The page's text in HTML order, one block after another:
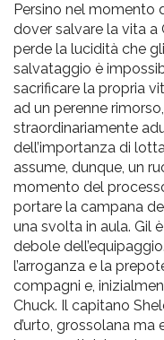
Persino nel momento
dover salvare la vita a
perde la lucidità che
salvataggio è
sacrificare la propria
ad un perenne
straordinariamente
dell’importanza di
assume, dunque, un
momento del
portare la campana
una svolta in aula. Gil
debole
l’arroganza e la
compagni e,
Chuck. Il capitano
d’urto, grossolana ma